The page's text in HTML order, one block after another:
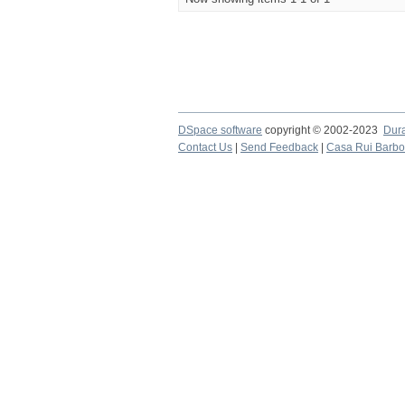
DSpace software copyright © 2002-2023
Contact Us
Send Feedback Casa Rui